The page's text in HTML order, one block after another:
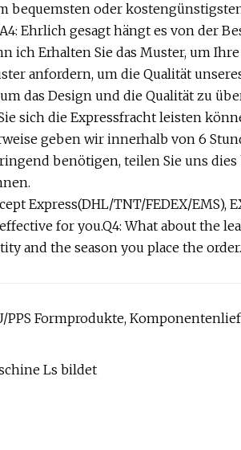
bequemsten oder
Ehrlich gesagt hängt es von der
ich Erhalten Sie das Muster, um
anfordern, um die Qualität
das Design und die Qualität zu
sich die Expressfracht leisten
geben wir innerhalb von 6
benötigen, teilen Sie uns
Express(DHL/TNT/FEDEX/EMS),
for you.Q4: What about the
and the season you place the order.
PPS Formprodukte,
Ls bildet